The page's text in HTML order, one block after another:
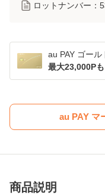
ロットナンバー：
au PAY ゴー
最大23,000P
au PAY マ
商品説明